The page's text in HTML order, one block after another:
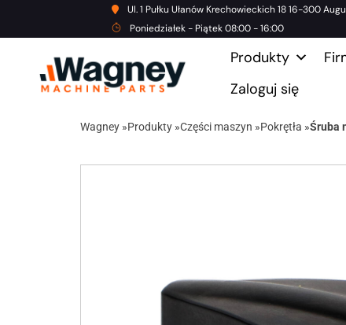
Ul. 1 Pułku Ułanów Krechowieckich 18 16-300
Poniedziałek - Piątek 08:00 - 16:00
Produkty
Zaloguj się
Wagney »Produkty »Części maszyn »Pokrętła »Śruba